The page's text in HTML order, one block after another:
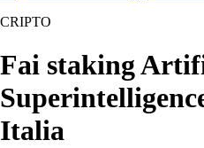
CRIPTO
Fai staking
Italia